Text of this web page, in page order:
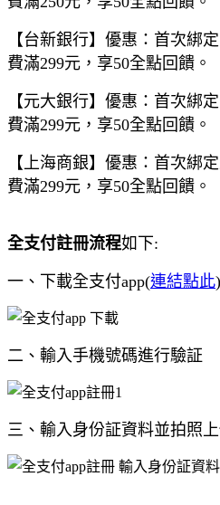
【台新銀行】優惠：首次綁
費滿299元，享50全點回饋。
【元大銀行】優惠：首次綁
費滿299元，享50全點回饋。
【上海商銀】優惠：首次綁
費滿299元，享50全點回饋。
全支付註冊流程如下:
一、下載全支付app(連結點此)
二、輸入手機號碼進行驗証
三、輸入身份証資料並拍照